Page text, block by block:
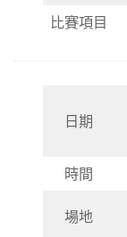
比賽項目
日期
時間
場地